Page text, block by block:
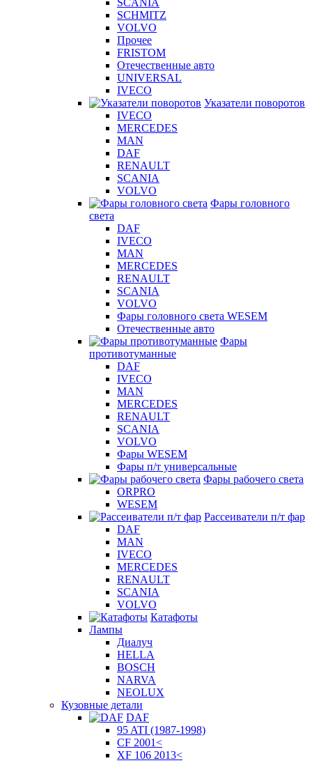
SCANIA
SCHMITZ
VOLVO
Прочее
FRISTOM
Отечественные авто
UNIVERSAL
IVECO
Указатели поворотов
IVECO
MERCEDES
MAN
DAF
RENAULT
SCANIA
VOLVO
Фары головного
света
DAF
IVECO
MAN
MERCEDES
RENAULT
SCANIA
VOLVO
Фары головного света WESEM
Отечественные авто
Фары
противотуманные
DAF
IVECO
MAN
MERCEDES
RENAULT
SCANIA
VOLVO
Фары WESEM
Фары п/т универсальные
Фары рабочего света
ORPRO
WESEM
Рассеиватели п/т фар
DAF
MAN
IVECO
MERCEDES
RENAULT
SCANIA
VOLVO
Катафоты
Лампы
Диалуч
HELLA
BOSCH
NARVA
NEOLUX
Кузовные детали
DAF
95 ATI (1987-1998)
CF 2001<
XF 106 2013<